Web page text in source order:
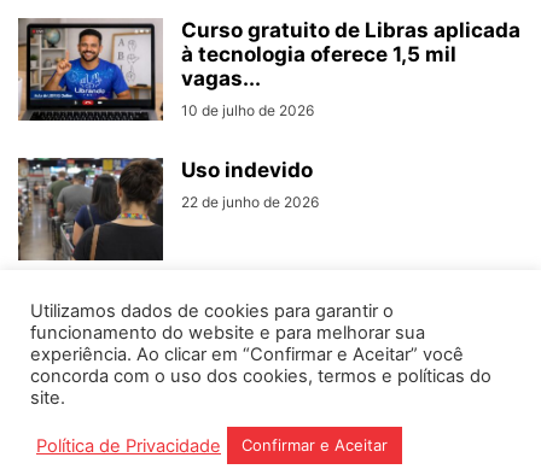
Curso gratuito de Libras aplicada
à tecnologia oferece 1,5 mil
vagas...
10 de julho de 2026
Uso indevido
22 de junho de 2026
Home Editorias Coluna Social Grampos
Fale conosco Assinantes
Utilizamos dados de cookies para garantir o
funcionamento do website e para melhorar sua
experiência. Ao clicar em “Confirmar e Aceitar” você
concorda com o uso dos cookies, termos e políticas do
site.
Política de Privacidade Confirmar e Aceitar